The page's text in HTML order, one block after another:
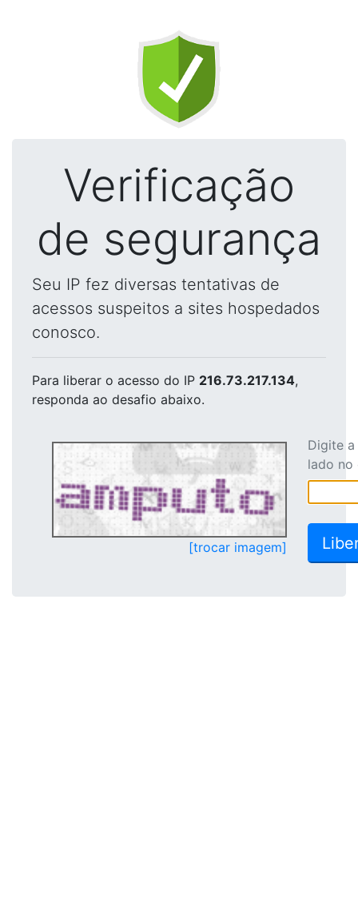
Verificação
de segurança
Seu IP fez diversas tentativas de
acessos suspeitos a sites hospedados
conosco.
Para liberar o acesso do IP 216.73.217.134,
responda ao desafio abaixo.
[trocar imagem]
Digite
lado no